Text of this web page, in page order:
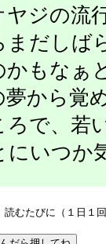
ヤジの流
まだしば
かもなぁ
夢から覚
ろで、若
にいつか
読むたびに（１日１